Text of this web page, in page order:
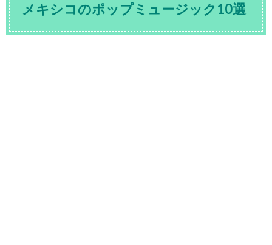
メキシコのポップミュージック10選